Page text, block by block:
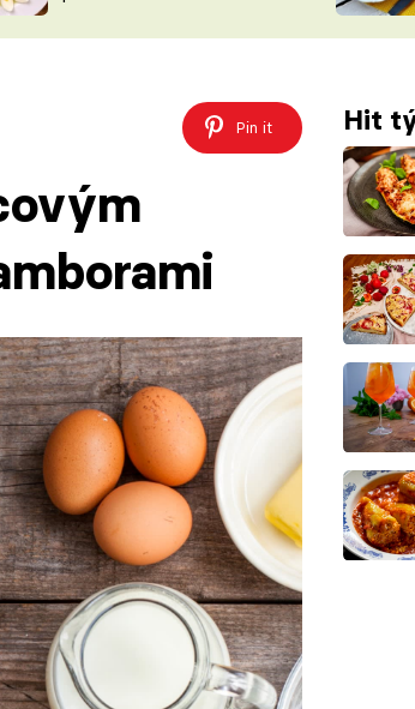
ČASOPIS
Pin it Hit
jako příloha dokonale
120 minut